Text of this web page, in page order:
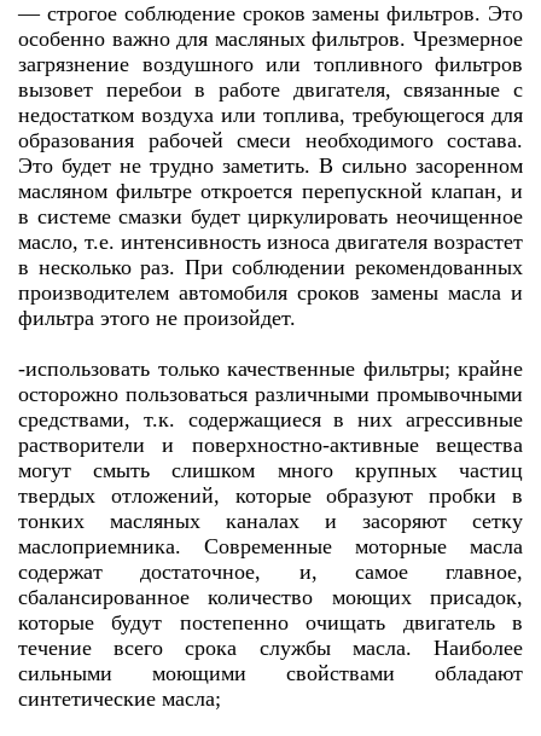
— строгое соблюдение сроков замены фильтров. Это
особенно важно для масляных фильтров. Чрезмерное
загрязнение воздушного или топливного фильтров
вызовет перебои в работе двигателя, связанные с
недостатком воздуха или топлива, требующегося для
образования рабочей смеси необходимого состава.
Это будет не трудно заметить. В сильно засоренном
масляном фильтре откроется перепускной клапан, и
в системе смазки будет циркулировать неочищенное
масло, т.е. интенсивность износа двигателя возрастет
в несколько раз. При соблюдении рекомендованных
производителем автомобиля сроков замены масла и
фильтра этого не произойдет.
-использовать только качественные фильтры; крайне
осторожно пользоваться различными промывочными
средствами, т.к. содержащиеся в них агрессивные
растворители и поверхностно-активные вещества
могут смыть слишком много крупных частиц
твердых отложений, которые образуют пробки в
тонких масляных каналах и засоряют сетку
маслоприемника. Современные моторные масла
содержат достаточное, и, самое главное,
сбалансированное количество моющих присадок,
которые будут постепенно очищать двигатель в
течение всего срока службы масла. Наиболее
сильными моющими свойствами обладают
синтетические масла;